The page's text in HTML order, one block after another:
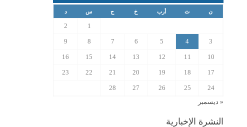
ن ث أرب خ ج س د
1
2
3
4
5
6
7
8
9
10
11
12
13
14
15
16
17
18
19
20
21
22
23
24
25
26
27
28
« ديسمبر
النشرة الإخبارية